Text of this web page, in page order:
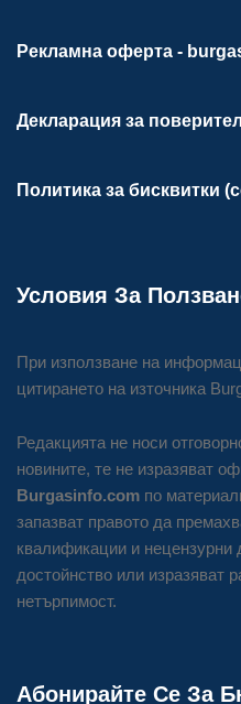
Рекламна оферта -
Декларация за
Политика за бисквитки
Условия За
При използване на
цитирането на източника
Редакцията не носи
новините, те не изразяват
Burgasinfo.com по
запазват правото да
квалификации и нецензурни
достойнство или изразяват
нетърпимост.
Абонирайте Се За